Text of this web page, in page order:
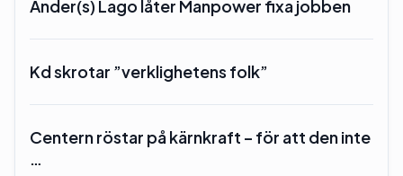
Ander(s) Lago låter Manpower fixa jobben
Kd skrotar ”verklighetens folk”
Centern röstar på kärnkraft – för att den inte
…